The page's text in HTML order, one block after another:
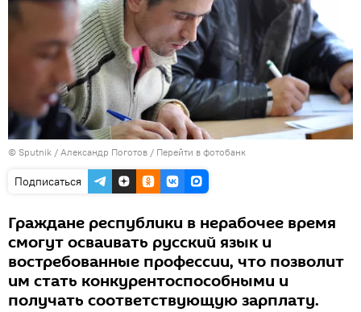
© Sputnik / Александр Поготов / Перейти в фотобанк
Подписаться
Граждане республики в нерабочее время
смогут осваивать русский язык и
востребованные профессии, что позволит
им стать конкурентоспособными и
получать соответствующую зарплату.